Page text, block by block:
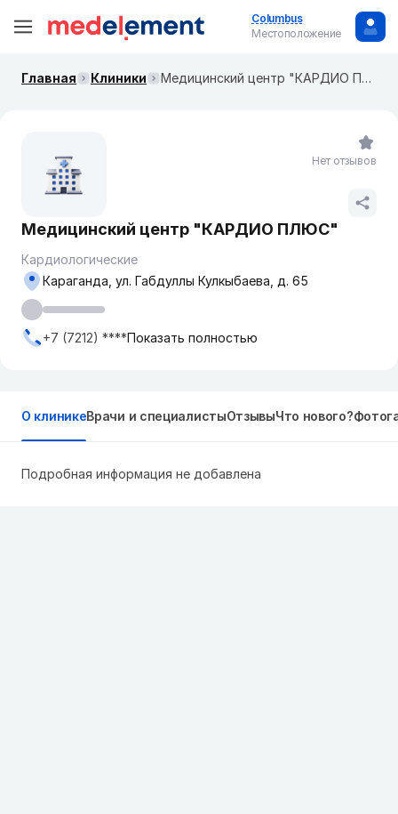
Columbus
Местоположение
Главная Клиники Медицинский центр "КАРДИО ПЛЮС"
Медицинский центр "КАРДИО ПЛЮС"
Кардиологические
Караганда, ул. Габдуллы Кулкыбаева, д. 65
+7 (7212) ****Показать полностью
Нет отзывов
О клиникеВрачи и специалистыОтзывыЧто нового?
Подробная информация не добавлена